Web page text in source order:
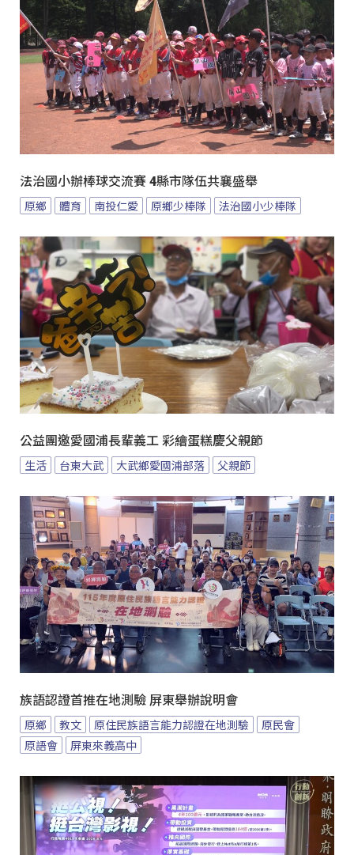
法治國小辦棒球交流賽 4縣市隊伍共襄盛舉
原鄉 體育 南投仁愛 原鄉少棒隊 法治國小少棒隊
公益團邀愛國浦長輩義工 彩繪蛋糕慶父親節
生活 台東大武 大武鄉愛國浦部落 父親節
族語認證首推在地測驗 屏東舉辦說明會
原鄉 教文 原住民族語言能力認證在地測驗
原民會
原語會
屏東來義高中